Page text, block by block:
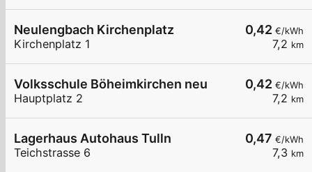
0,42 €/kWh
7,2 km
Neulengbach Kirchenplatz
Kirchenplatz 1
0,42 €/kWh
7,2 km
Volksschule Böheimkirchen neu
Hauptplatz 2
0,47 €/kWh
7,3 km
Lagerhaus Autohaus Tulln
Teichstrasse 6